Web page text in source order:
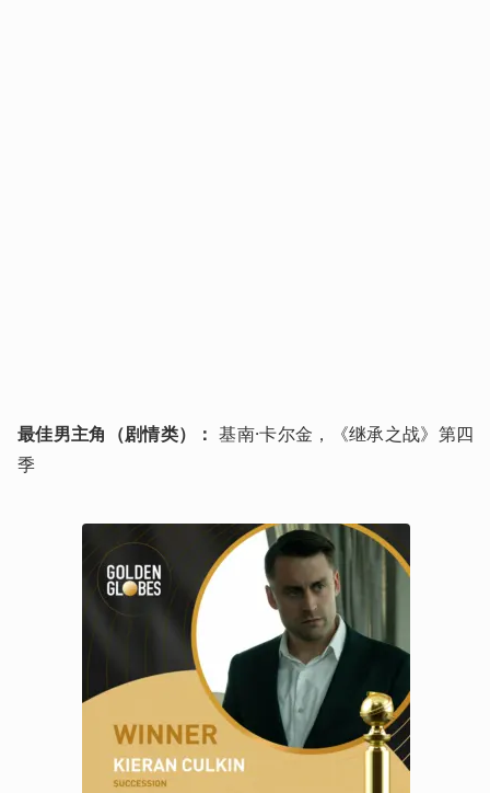
最佳男主角（剧情类）： 基南·卡尔金，《继承之战》第四
季